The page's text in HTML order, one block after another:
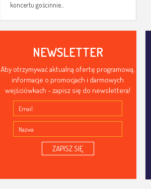
koncertu gościnnie...
NEWSLETTER
Aby otrzymywać aktualną ofertę programową,
informacje o promocjach i darmowych
wejściówkach - zapisz się do newslettera!
ZAPISZ SIĘ